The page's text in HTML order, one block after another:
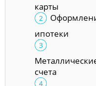
карты
ипотеки
счета